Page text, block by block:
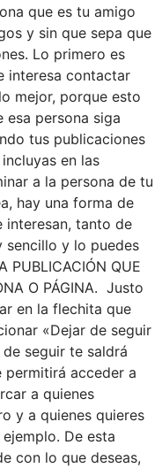
que es tu amigo
y sin que sepa que
Lo primero es
interesa contactar
mejor, porque esto
esa persona siga
tus publicaciones
en las
a la persona de tu
hay una forma de
interesan, tanto de
sencillo y lo puedes
PUBLICACIÓN QUE
O PÁGINA. Justo
en la flechita que
«Dejar de seguir
seguir te saldrá
permitirá acceder a
a quienes
y a quienes quieres
De esta
con lo que deseas,